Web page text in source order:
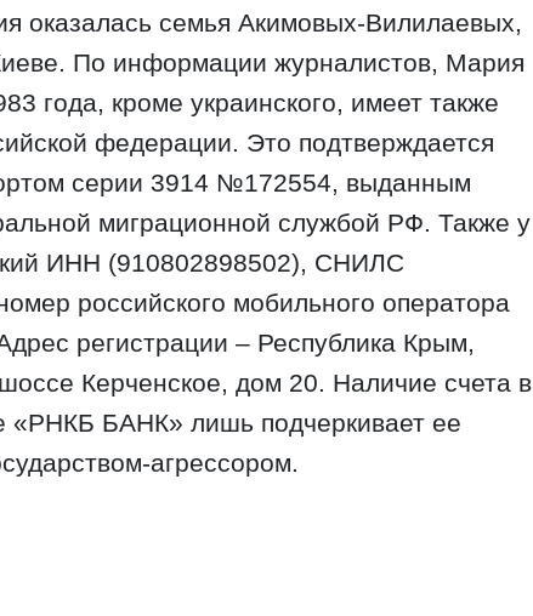
оказалась семья Акимовых-Вилилаевых,
По информации журналистов, Мария
года, кроме украинского, имеет также
федерации. Это подтверждается
серии 3914 №172554, выданным
миграционной службой РФ. Также у
ИНН (910802898502), СНИЛС
российского мобильного оператора
регистрации – Республика Крым,
Керченское, дом 20. Наличие счета в
«РНКБ БАНК» лишь подчеркивает ее
агрессором.